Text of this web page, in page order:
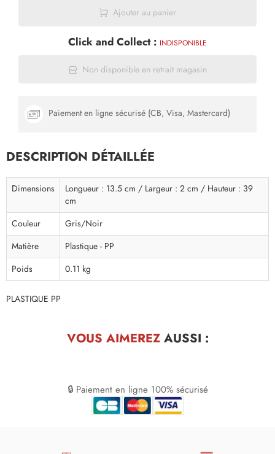
Ajouter au panier
Click and Collect : INDISPONIBLE
Non disponible en retrait magasin
Paiement en ligne sécurisé (CB, Visa, Mastercard)
DESCRIPTION DÉTAILLÉE
Dimensions
Longueur : 13.5 cm / Largeur : 2 cm / Hauteur : 39
cm
Couleur
Gris/Noir
Matière
Plastique - PP
Poids
0.11 kg
PLASTIQUE PP
VOUS AIMEREZAUSSI :
🔒 Paiement en ligne 100% sécurisé